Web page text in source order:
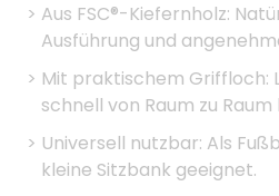
> Aus FSC®-Kiefernholz:
Ausführung und
> Mit praktischem Griffloch:
schnell von Raum zu
> Universell nutzbar: Als
kleine Sitzbank geeignet.